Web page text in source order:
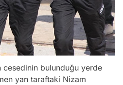
cesedinin bulunduğu yerde
yan taraftaki Nizam